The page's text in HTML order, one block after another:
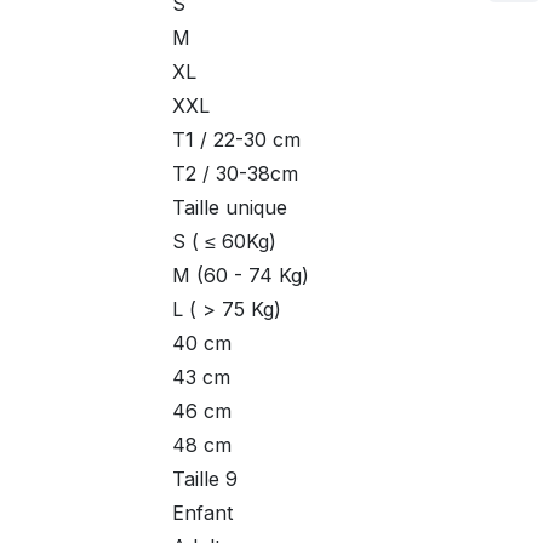
M
XL
XXL
T1 / 22-30 cm
T2 / 30-38cm
Taille unique
S ( ≤ 60Kg)
M (60 - 74 Kg)
L ( > 75 Kg)
40 cm
43 cm
46 cm
48 cm
Taille 9
Enfant